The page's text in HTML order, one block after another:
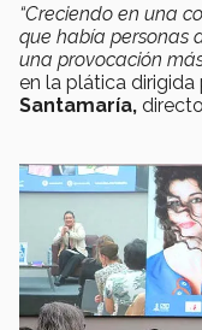
“Creciendo en una
que había personas
una provocación
en la plática dirigida
Santamaría,